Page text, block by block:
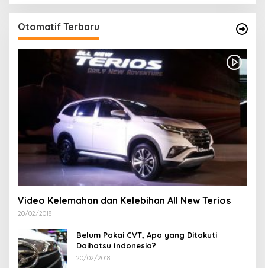
Otomatif Terbaru
Video Kelemahan dan Kelebihan All New Terios
20/02/2018
Belum Pakai CVT, Apa yang Ditakuti
Daihatsu Indonesia?
20/02/2018